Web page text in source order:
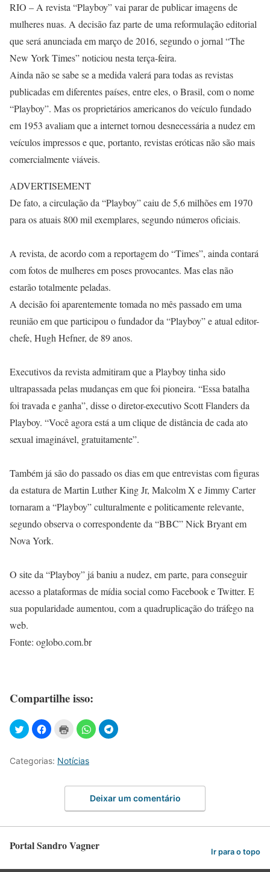
RIO – A revista “Playboy” vai parar de publicar imagens de
mulheres nuas. A decisão faz parte de uma reformulação editorial
que será anunciada em março de 2016, segundo o jornal “The
New York Times” noticiou nesta terça-feira.
Ainda não se sabe se a medida valerá para todas as revistas
publicadas em diferentes países, entre eles, o Brasil, com o nome
“Playboy”. Mas os proprietários americanos do veículo fundado
em 1953 avaliam que a internet tornou desnecessária a nudez em
veículos impressos e que, portanto, revistas eróticas não são mais
comercialmente viáveis.
ADVERTISEMENT
De fato, a circulação da “Playboy” caiu de 5,6 milhões em 1970
para os atuais 800 mil exemplares, segundo números oficiais.
A revista, de acordo com a reportagem do “Times”, ainda contará
com fotos de mulheres em poses provocantes. Mas elas não
estarão totalmente peladas.
A decisão foi aparentemente tomada no mês passado em uma
reunião em que participou o fundador da “Playboy” e atual editor-
chefe, Hugh Hefner, de 89 anos.
Executivos da revista admitiram que a Playboy tinha sido
ultrapassada pelas mudanças em que foi pioneira. “Essa batalha
foi travada e ganha”, disse o diretor-executivo Scott Flanders da
Playboy. “Você agora está a um clique de distância de cada ato
sexual imaginável, gratuitamente”.
Também já são do passado os dias em que entrevistas com figuras
da estatura de Martin Luther King Jr, Malcolm X e Jimmy Carter
tornaram a “Playboy” culturalmente e politicamente relevante,
segundo observa o correspondente da “BBC” Nick Bryant em
Nova York.
O site da “Playboy” já baniu a nudez, em parte, para conseguir
acesso a plataformas de mídia social como Facebook e Twitter. E
sua popularidade aumentou, com a quadruplicação do tráfego na
web.
Fonte: oglobo.com.br
Compartilhe isso:
Categorias: Notícias
Deixar um comentário
Portal Sandro Vagner Ir para o topo